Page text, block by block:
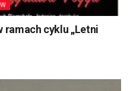
ramach cyklu „Letni